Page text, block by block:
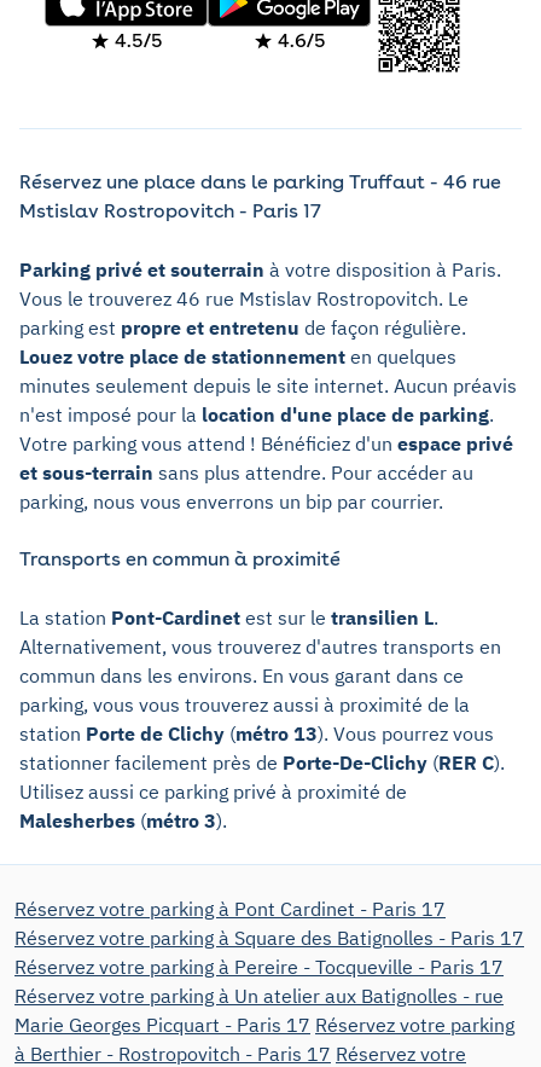
4.5/5 4.6/5
Réservez une place dans le parking Truffaut - 46 rue
Mstislav Rostropovitch - Paris 17
Parking privé et souterrain à votre disposition à Paris.
Vous le trouverez 46 rue Mstislav Rostropovitch. Le
parking est propre et entretenu de façon régulière.
Louez votre place de stationnement en quelques
minutes seulement depuis le site internet. Aucun préavis
n'est imposé pour la location d'une place de parking.
Votre parking vous attend ! Bénéficiez d'un espace privé
et sous-terrain sans plus attendre. Pour accéder au
parking, nous vous enverrons un bip par courrier.
Transports en commun à proximité
La station Pont-Cardinet est sur le transilien L.
Alternativement, vous trouverez d'autres transports en
commun dans les environs. En vous garant dans ce
parking, vous vous trouverez aussi à proximité de la
station Porte de Clichy (métro 13). Vous pourrez vous
stationner facilement près de Porte-De-Clichy (RER C).
Utilisez aussi ce parking privé à proximité de
Malesherbes (métro 3).
Réservez votre parking à Pont Cardinet - Paris 17
Réservez votre parking à Square des Batignolles - Paris 17
Réservez votre parking à Pereire - Tocqueville - Paris 17
Réservez votre parking à Un atelier aux Batignolles - rue
Marie Georges Picquart - Paris 17 Réservez votre parking
à Berthier - Rostropovitch - Paris 17 Réservez votre